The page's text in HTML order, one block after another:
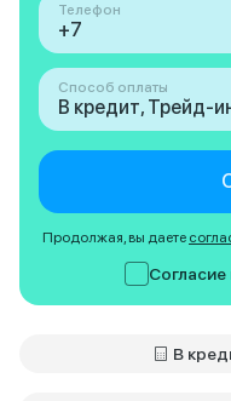
Телефон
Способ оплаты
В кредит, Трейд-
Продолжая, вы даете
Согласие